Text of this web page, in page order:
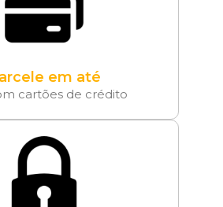
em até
cartões de crédito